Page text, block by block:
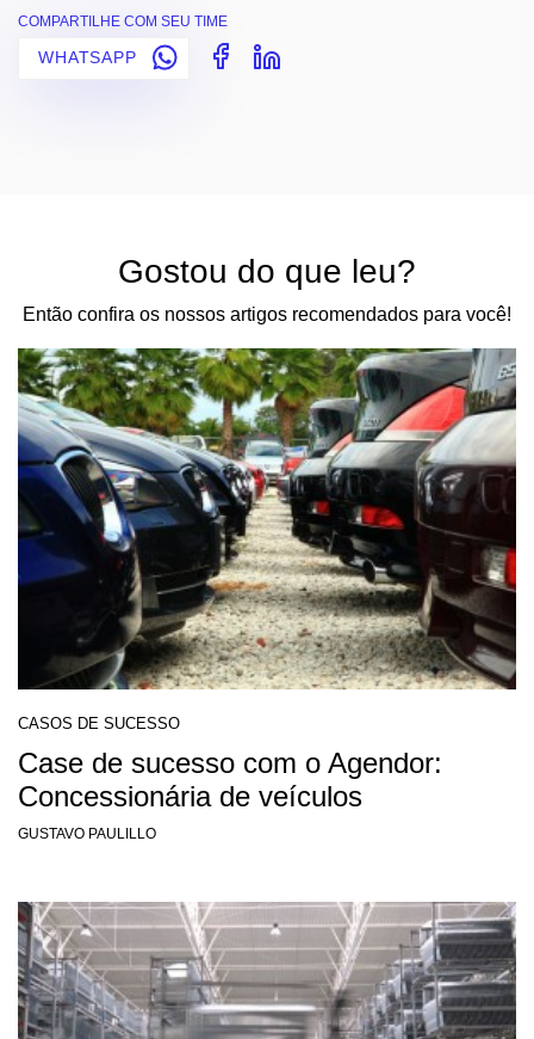
COMPARTILHE COM SEU TIME
WHATSAPP
Gostou do que leu?
Então confira os nossos artigos recomendados para você!
CASOS DE SUCESSO
Case de sucesso com o Agendor:
Concessionária de veículos
GUSTAVO PAULILLO